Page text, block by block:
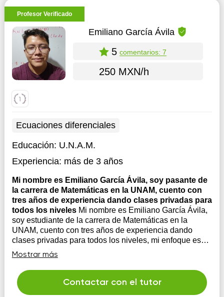
Profesor Verificado
Emiliano García Ávila
5 comentarios: 7
250 MXN/h
Ecuaciones diferenciales
Educación: U.N.A.M.
Experiencia: más de 3 años
Mi nombre es Emiliano García Ávila, soy pasante de
la carrera de Matemáticas en la UNAM, cuento con
tres años de experiencia dando clases privadas para
todos los niveles Mi nombre es Emiliano García Ávila,
soy estudiante de la carrera de Matemáticas en la
UNAM, cuento con tres años de experiencia dando
clases privadas para todos los niveles, mi enfoque es
que todos mis alumnos entiendan a profundidad los
temas que tratemos y así puedan aprender a resolver
los proble...
Mostrar más
Contactar con el tutor